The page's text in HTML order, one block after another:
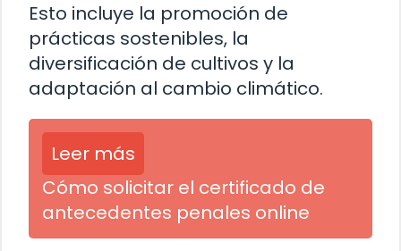
Esto incluye la promoción de
prácticas sostenibles, la
diversificación de cultivos y la
adaptación al cambio climático.
Leer más
Cómo solicitar el certificado de
antecedentes penales online